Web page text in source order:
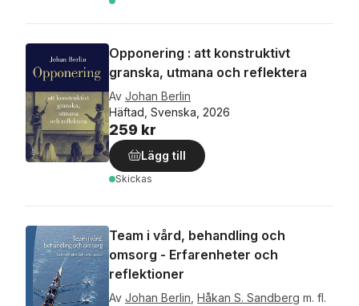
Opponering : att konstruktivt
granska, utmana och reflektera
Av Johan Berlin
Häftad, Svenska, 2026
259 kr
Lägg till
Skickas
Team i vård, behandling och
omsorg - Erfarenheter och
reflektioner
Av Johan Berlin Håkan S. Sandberg m. fl.